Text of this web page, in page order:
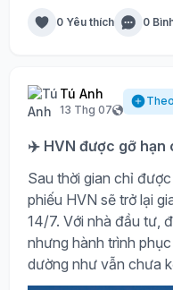
0 Yêu thích 0
Tú Anh
13 Thg 07
✈️ HVN được gỡ hạn
Sau thời gian chỉ
phiếu HVN sẽ trở lại
14/7. Với nhà đầu tư,
nhưng hành trình
dường như vẫn chưa